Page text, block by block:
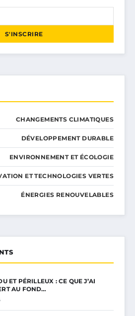
S'INSCRIRE
CHANGEMENTS CLIMATIQUES
DÉVELOPPEMENT DURABLE
ENVIRONNEMENT ET ÉCOLOGIE
ET TECHNOLOGIES VERTES
ÉNERGIES RENOUVELABLES
ET PÉRILLEUX : CE QUE J’AI
AU FOND…